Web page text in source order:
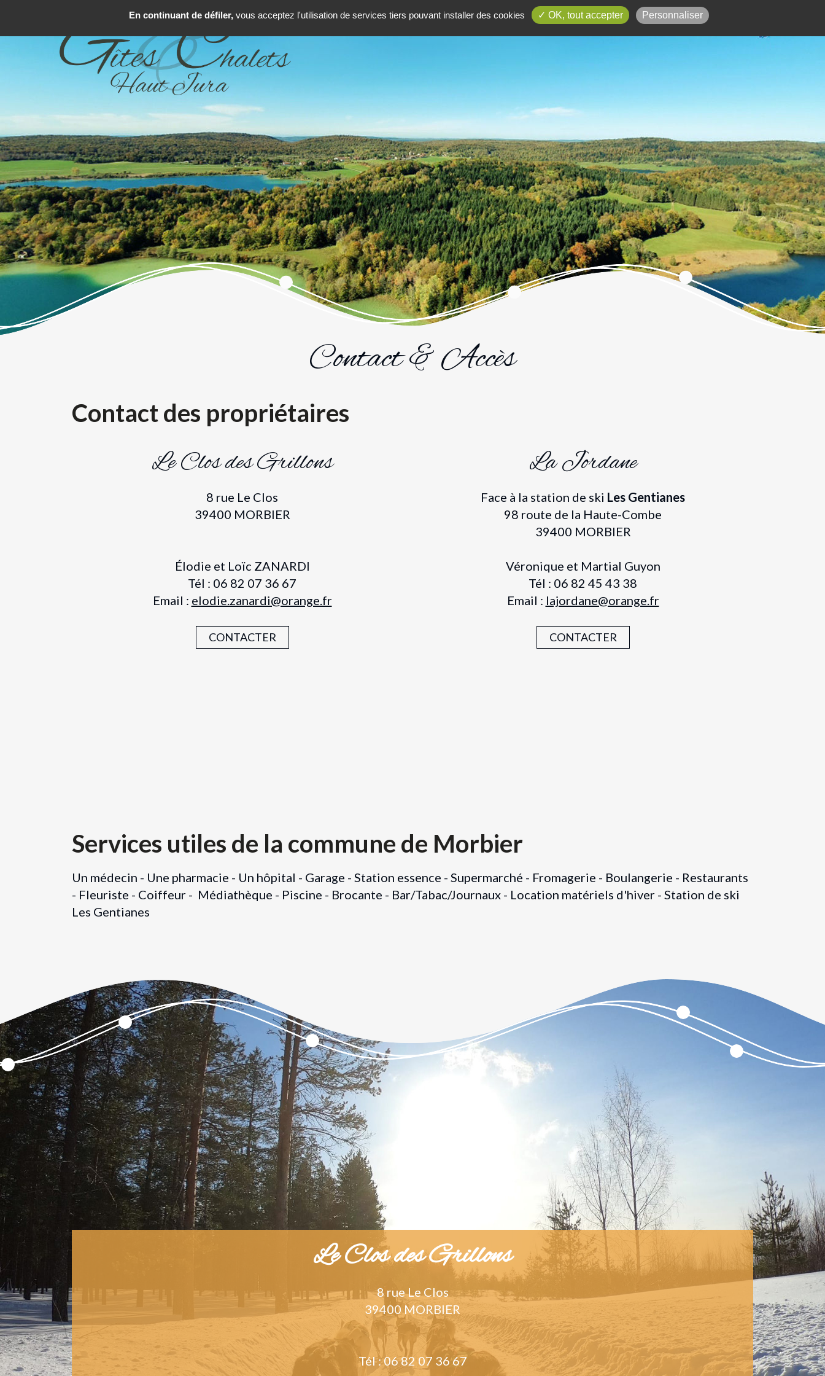
Gîte Le Clos des Grillons Le Jura Contact
Contact & Accès
Contact des propriétaires
Le Clos des Grillons
8 rue Le Clos
39400 MORBIER
Élodie et Loïc ZANARDI
Tél : 06 82 07 36 67
Email : elodie.zanardi@orange.fr
CONTACTER
La Jordane
Face à la station de ski Les Gentianes
98 route de la Haute-Combe
39400 MORBIER
Véronique et Martial Guyon
Tél : 06 82 45 43 38
Email : lajordane@orange.fr
CONTACTER
Services utiles de la commune de Morbier
Un médecin - Une pharmacie - Un hôpital - Garage - Station essence - Supermarché - Fromagerie - Boulangerie - Restaurants
- Fleuriste - Coiffeur - Médiathèque - Piscine - Brocante - Bar/Tabac/Journaux - Location matériels d'hiver - Station de ski
Les Gentianes
Le Clos des Grillons
8 rue Le Clos
39400 MORBIER
Tél : 06 82 07 36 67
En continuant de défiler,vous acceptez l'utilisation de services tiers pouvant installer des cookies ✓ OK, tout accepter Personnaliser